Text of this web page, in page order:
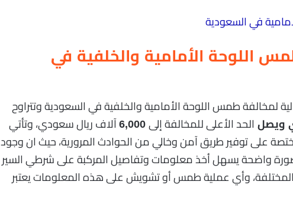
في السعودية
اللوحة الأمامية والخلفية في
لمخالفة طمس اللوحة الأمامية والخلفية في السعودية وتتراوح
الحد الأعلى للمخالفة إلى
آلاف ريال سعودي، وتأتي
على توفير طريق آمن وخالي من الحوادث المرورية، حيث ان وجود
بصورة واضحة يسهل أخذ معلومات وتفاصيل المركبة على شرطي السير
المختلفة، وأي عملية طمس أو تشويش على هذه المعلومات يعتبر